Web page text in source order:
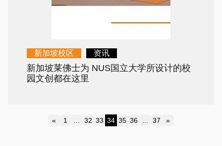
新加坡校区 资讯
新加坡莱佛士为 NUS国立大学所设计的校
园文创都在这里
«
Previous
1 32 33 34 35 36 37 »
Next